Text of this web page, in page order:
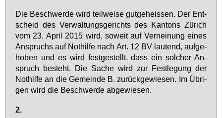
Die Be­schwer­de wird teil­wei­se gut­ge­heis­sen. Der Ent­
scheid des Ver­wal­tungs­ge­richts des Kan­tons Zü­rich
vom 23. April 2015 wird, so­weit auf Ver­nei­nung ei­nes
An­spruchs auf Not­hil­fe nach Art. 12 BV lau­tend, auf­ge­
ho­ben und es wird fest­ge­stellt, dass ein sol­cher An­
spruch be­steht. Die Sa­che wird zur Fest­le­gung der
Not­hil­fe an die Ge­mein­de B. zu­rück­ge­wie­sen. Im Üb­ri­
gen wird die Be­schwer­de ab­ge­wie­sen.
2.